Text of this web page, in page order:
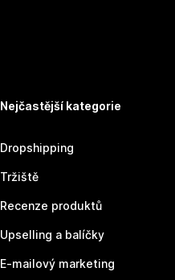
Nejčastější kategorie
Dropshipping
Tržiště
Recenze produktů
Upselling a balíčky
E-mailový marketing